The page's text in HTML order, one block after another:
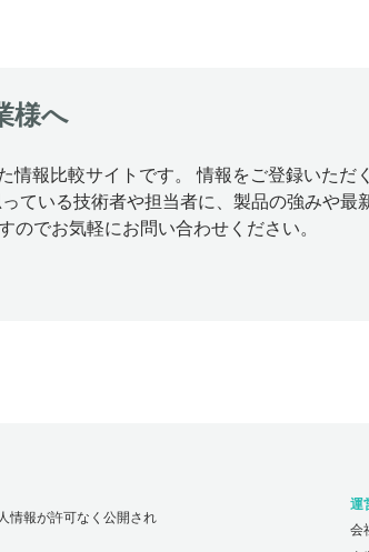
様へ
報比較サイトです。 情報をご登録いただ
ている技術者や担当者に、製品の強みや
でお気軽にお問い合わせください。
情報が許可なく公開され
運
会